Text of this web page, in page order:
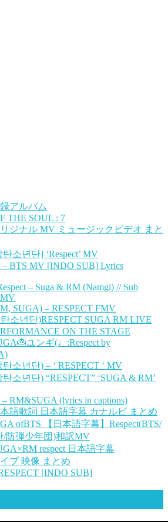
録アルバム
THE SOUL : 7
リジナル MV ミュージックビデオ まと
소년단] ‘Respect’ MV
– BTS MV [INDO SUB] Lyrics
– Suga & RM (Namgi) // Sub
SUGA) – RESPECT FMV
소년단)RESPECT SUGA RM LIVE
ON THE STAGE
ユンギ(♩:Respect by
소년단) – ‘ RESPECT ‘ MV
소년단) “RESPECT” ‘SUGA & RM’
– RM&SUGA (lyrics in captions)
本語歌詞 日本語字幕 カナルビ まとめ
ofBTS 【日本語字幕】Respect(BTS/
/防弾少年団)和訳MV
respect 日本語字幕
イブ 映像 まとめ
[INDO SUB]